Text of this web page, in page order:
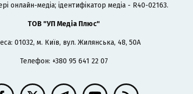
онлайн-медіа; ідентифікатор медіа - R40-02163.
ТОВ "УП Медіа Плюс"
01032, м. Київ, вул. Жилянська, 48, 50А
Телефон: +380 95 641 22 07